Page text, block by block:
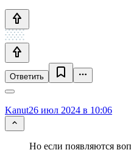
Ответить
Kanut26 июл 2024 в 10:06
Но если появляются